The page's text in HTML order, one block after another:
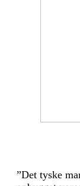
”Det tyske